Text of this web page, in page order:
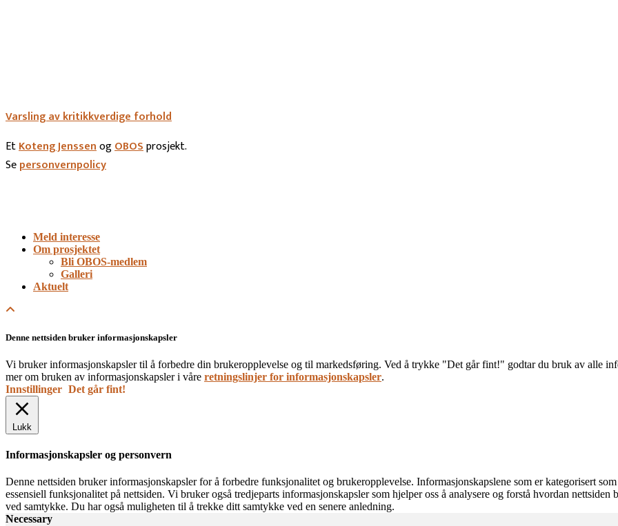
Varsling av kritikkverdige forhold
EtKoteng JenssenogOBOSprosjekt.
Sepersonvernpolicy
Close
Menu
Meld interesse
Om prosjektet
Bli OBOS-medlem
Galleri
Aktuelt
Denne nettsiden bruker informasjonskapsler
Vi bruker informasjonskapsler til å forbedre din brukeropplevelse og til markedsføring. Ved å trykke "Det går fint!" godtar du bruk av alle
mer om bruken av informasjonskapsler i våre retningslinjer for informasjonskapsler.
Innstillinger Det går fint!
Lukk
Informasjonskapsler og personvern
Denne nettsiden bruker informasjonskapsler for å forbedre funksjonalitet og brukeropplevelse. Informasjonskapslene som er kategorisert
essensiell funksjonalitet på nettsiden. Vi bruker også tredjeparts informasjonskapsler som hjelper oss å analysere og forstå hvordan
ved samtykke. Du har også muligheten til å trekke ditt samtykke ved en senere anledning.
Necessary